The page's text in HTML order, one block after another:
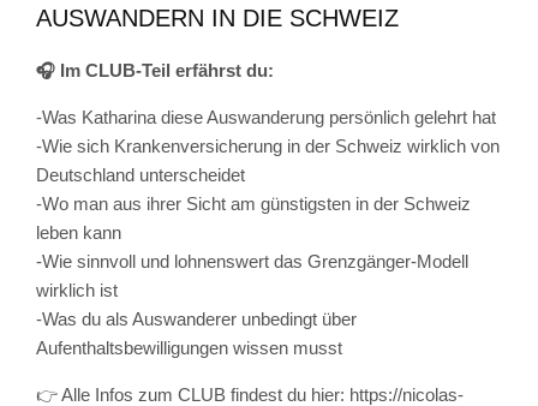
AUSWANDERN IN DIE SCHWEIZ
🎧 Im CLUB-Teil erfährst du:
-Was Katharina diese Auswanderung persönlich gelehrt hat
-Wie sich Krankenversicherung in der Schweiz wirklich von
Deutschland unterscheidet
-Wo man aus ihrer Sicht am günstigsten in der Schweiz
leben kann
-Wie sinnvoll und lohnenswert das Grenzgänger-Modell
wirklich ist
-Was du als Auswanderer unbedingt über
Aufenthaltsbewilligungen wissen musst
👉 Alle Infos zum CLUB findest du hier: https://nicolas-